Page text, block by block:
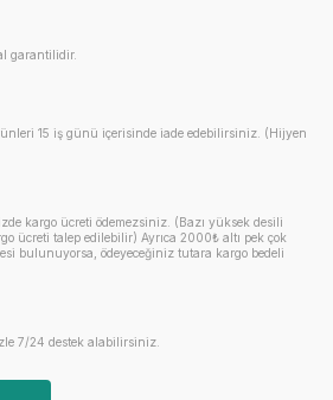
garantilidir.
15 iş günü içerisinde iade edebilirsiniz. (Hijyen
kargo ücreti ödemezsiniz. (Bazı yüksek desili
ücreti talep edilebilir) Ayrıca 2000₺ altı pek çok
bulunuyorsa, ödeyeceğiniz tutara kargo bedeli
7/24 destek alabilirsiniz.